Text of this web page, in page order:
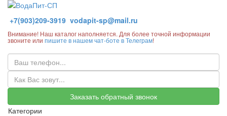
+7(903)209-3919 vodapit-sp@mail.ru
Внимание! Наш каталог наполняется. Для более точной информации
звоните или пишите в нашем чат-боте в Телеграм!
Заказать обратный звонок
Категории